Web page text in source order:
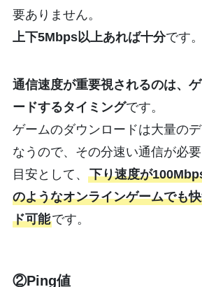
要ありません。
上下5Mbps以上あれば十分です。
通信速度が重要視されるのは、
ードするタイミングです。
ゲームのダウンロードは大量の
なうので、その分速い通信が必要
目安として、 下り速度が
のようなオンラインゲームでも
ド可能です。
②Ping値